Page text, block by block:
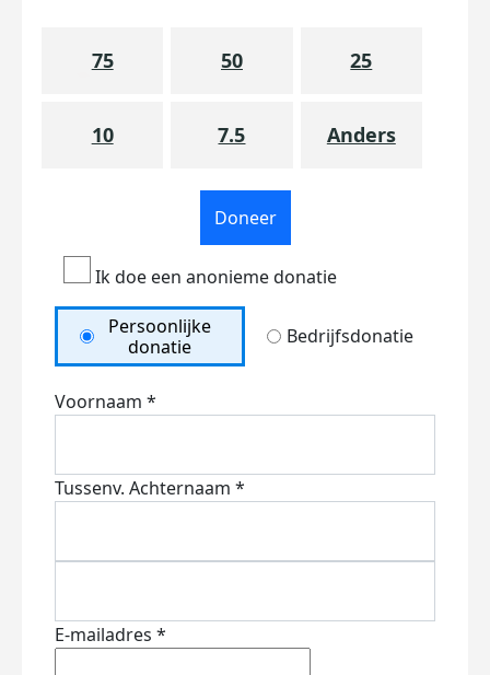
75 50 25
10 7.5 Anders
Doneer
Ik doe een anonieme donatie
Persoonlijke
donatie
Bedrijfsdonatie
Voornaam *
Tussenv. Achternaam *
E-mailadres *